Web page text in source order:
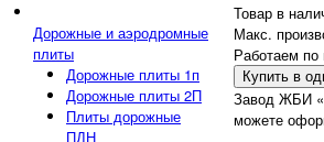
Дорожные и аэродромные
плиты
Дорожные плиты 1п
Дорожные плиты 2П
Плиты дорожные
ПДН
Товар в
Макс.
Работаем по
Купить в
Завод ЖБИ
можете